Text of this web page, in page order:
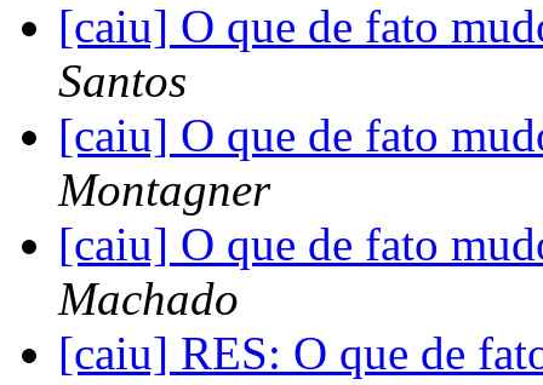
[caiu] O que de fato
Santos
[caiu] O que de fato
Montagner
[caiu] O que de fato
Machado
[caiu] RES: O que de